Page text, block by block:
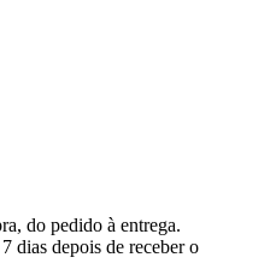
do pedido à entrega.
dias depois de receber o